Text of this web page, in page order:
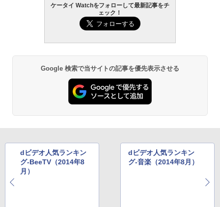
ケータイ Watchをフォローして最新記事をチ
ェック！
Google 検索で当サイトの記事を優先表示させる
dビデオ人気ランキン
グ-BeeTV（2014年8
月）
dビデオ人気ランキン
グ-音楽（2014年8月）